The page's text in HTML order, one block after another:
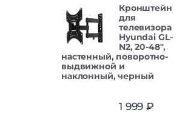
Кронштейн
для
телевизора
Hyundai GL-
N2, 20-48",
настенный, поворотно-
выдвижной и
наклонный, черный
1 999 ₽